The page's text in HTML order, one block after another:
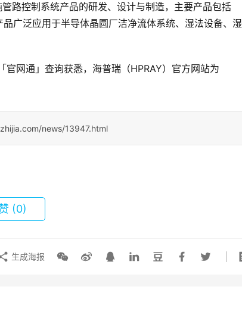
路控制系统产品的研发、设计与制造，主要产品包括
广泛应用于半导体晶圆厂洁净流体系统、湿法设备、湿
官网通」查询获悉，海普瑞（HPRAY）官方网站为
news/13947.html
(0)
生成海报